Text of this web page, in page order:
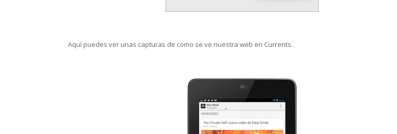
Aquí puedes ver unas capturas de como se ve nuestra web en Currents.